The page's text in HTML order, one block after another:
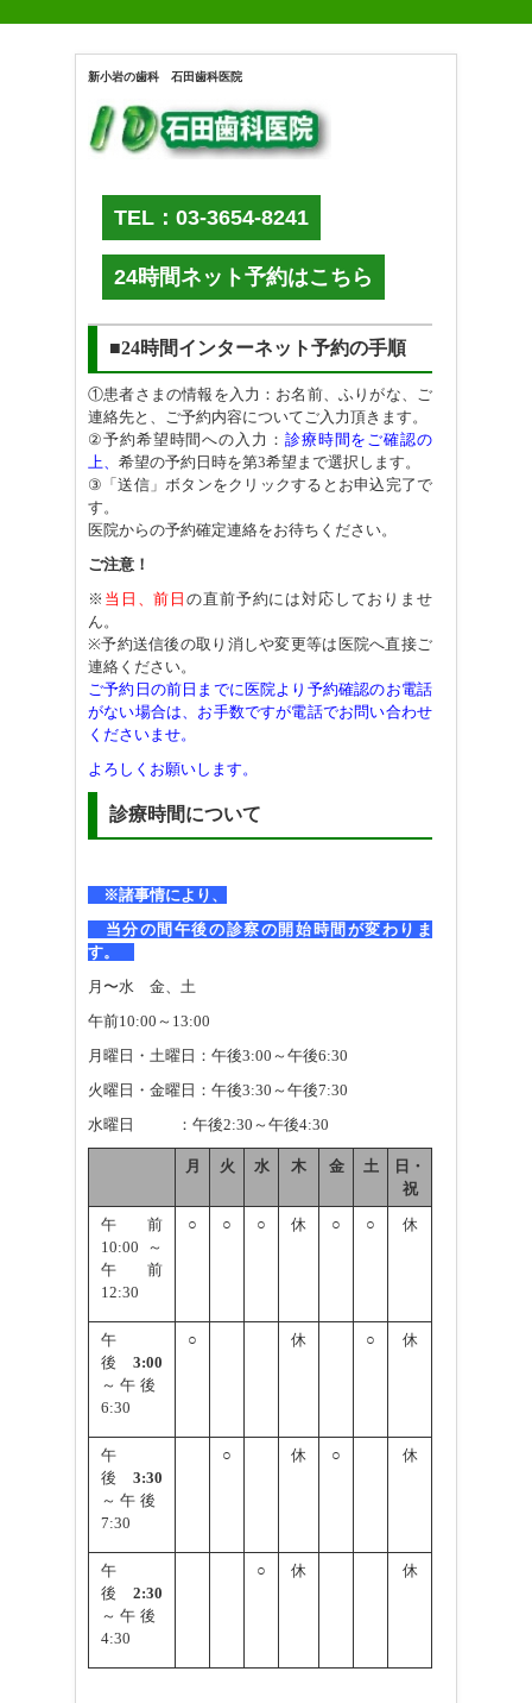
新小岩の歯科 石田歯科医院
TEL：03-3654-8241
24時間ネット予約はこちら
■24時間インターネット予約の手順
①患者さまの情報を入力：お名前、ふりがな、ご
連絡先と、ご予約内容についてご入力頂きます。
②予約希望時間への入力： 診療時間をご確認の
上、 希望の予約日時を第3希望まで選択します。
③「送信」ボタンをクリックするとお申込完了で
す。
医院からの予約確定連絡をお待ちください。
ご注意！
※ 当日、前日の直前予約には対応しておりませ
ん。
※予約送信後の取り消しや変更等は医院へ直接ご
連絡ください。
ご予約日の前日までに医院より予約確認のお電話
がない場合は、 お手数ですが電話でお問い合わせ
くださいませ。
よろしくお願いします。
診療時間について
※諸事情により、
当分の間午後の診察の開始時間が変わりま
す。
月〜水 金、土
午前10:00～13:00
月曜日・土曜日：午後3:00～午後6:30
火曜日・金曜日：午後3:30～午後7:30
水曜日
：午後2:30～午後4:30
月 火 水 木 金 土
日・
祝
午前
10:00 ～
午前
12:30
○ ○ ○ 休 ○ ○ 休
午
後 3:00
～午後
6:30
○ 休 ○ 休
午
後 3:30
～午後
7:30
○ 休 ○ 休
午
後 2:30
～午後
4:30
○ 休 休